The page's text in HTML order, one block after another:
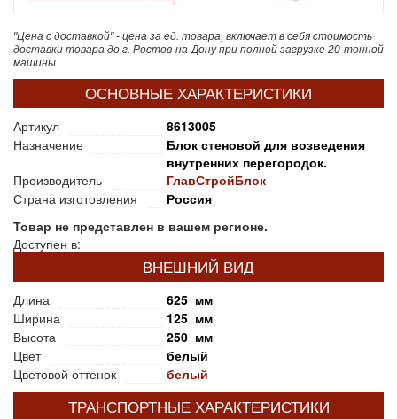
"Цена с доставкой" - цена за ед. товара, включает в себя стоимость
доставки товара до г. Ростов-на-Дону при полной загрузке 20-тонной
машины.
ОСНОВНЫЕ ХАРАКТЕРИСТИКИ
Артикул
8613005
Назначение
Блок стеновой для возведения
внутренних перегородок.
Производитель
ГлавСтройБлок
Страна изготовления
Россия
Товар не представлен в вашем регионе.
Доступен в:
ВНЕШНИЙ ВИД
Длина
625 мм
Ширина
125 мм
Высота
250 мм
Цвет
белый
Цветовой оттенок
белый
ТРАНСПОРТНЫЕ ХАРАКТЕРИСТИКИ